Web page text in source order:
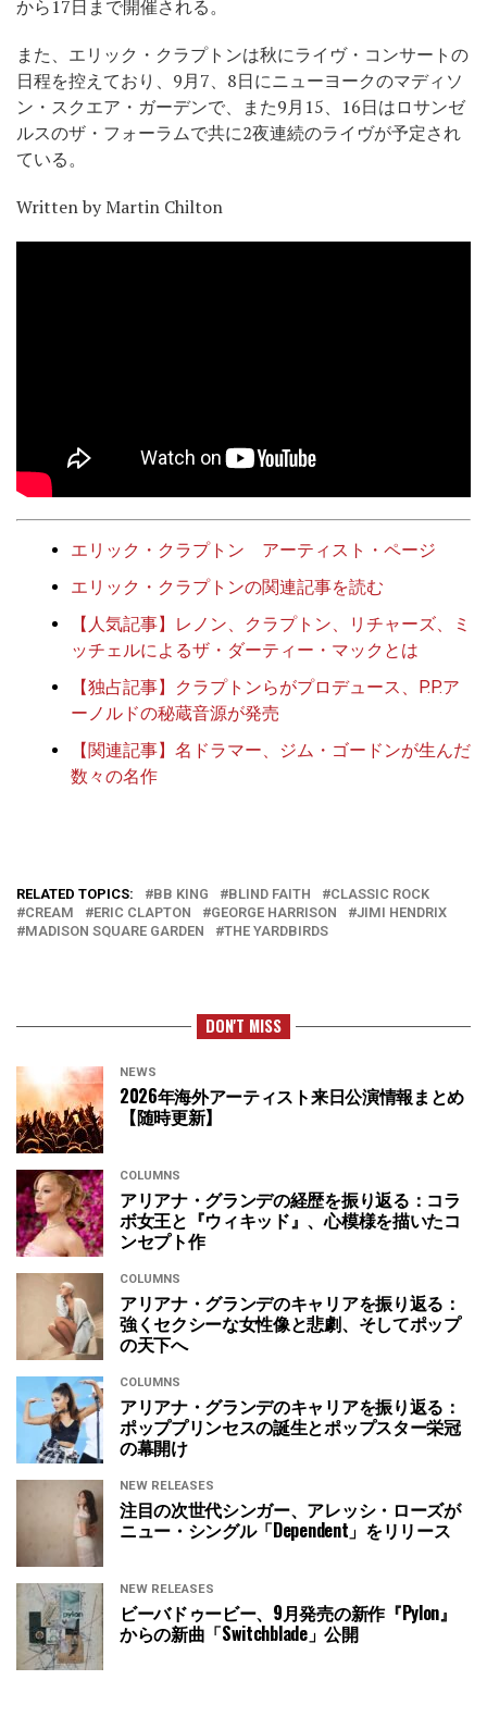
から17日まで開催される。
また、エリック・クラプトンは秋にライヴ・コンサートの
日程を控えており、9月7、8日にニューヨークのマディソ
ン・スクエア・ガーデンで、また9月15、16日はロサンゼ
ルスのザ・フォーラムで共に2夜連続のライヴが予定され
ている。
Written by Martin Chilton
エリック・クラプトン アーティスト・ページ
エリック・クラプトンの関連記事を読む
【人気記事】レノン、クラプトン、リチャーズ、ミ
ッチェルによるザ・ダーティー・マックとは
【独占記事】クラプトンらがプロデュース、P.P.ア
ーノルドの秘蔵音源が発売
【関連記事】名ドラマー、ジム・ゴードンが生んだ
数々の名作
RELATED TOPICS: BB KING BLIND FAITH
CLASSIC ROCK
CREAM
ERIC CLAPTON GEORGE HARRISON
JIMI HENDRIX
MADISON SQUARE GARDEN
THE YARDBIRDS
DON'T MISS
NEWS
2026年海外アーティスト来日公演情報まとめ
【随時更新】
COLUMNS
アリアナ・グランデの経歴を振り返る：コラ
ボ女王と『ウィキッド』、心模様を描いたコ
ンセプト作
COLUMNS
アリアナ・グランデのキャリアを振り返る：
強くセクシーな女性像と悲劇、そしてポップ
の天下へ
COLUMNS
アリアナ・グランデのキャリアを振り返る：
ポッププリンセスの誕生とポップスター栄冠
の幕開け
NEW RELEASES
注目の次世代シンガー、アレッシ・ローズが
ニュー・シングル「Dependent」をリリース
NEW RELEASES
ビーバドゥービー、9月発売の新作『Pylon』
からの新曲「Switchblade」公開